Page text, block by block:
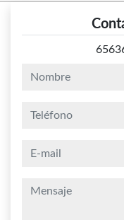
nombre
teléfono
e-mail
mensaje